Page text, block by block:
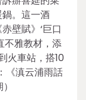
。這一酒
壁賦》‘巨口
不雅教材，添
火車站，搭10
《滇云浦雨話